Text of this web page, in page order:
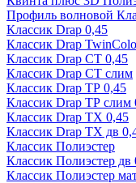
Профиль волновой
Классик Drap 0,45
Классик Drap
Классик Drap СТ 0,45
Классик Drap СТ слим
Классик Drap ТР 0,45
Классик Drap ТР слим
Классик Drap ТХ 0,45
Классик Drap ТХ дв
Классик Полиэстер
Классик Полиэстер дв
Классик Полиэстер